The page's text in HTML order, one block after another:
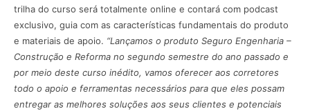
trilha do curso será totalmente online e contará com podcast
exclusivo, guia com as características fundamentais do produto
e materiais de apoio. “Lançamos o produto Seguro Engenharia –
Construção e Reforma no segundo semestre do ano passado e
por meio deste curso inédito, vamos oferecer aos corretores
todo o apoio e ferramentas necessários para que eles possam
entregar as melhores soluções aos seus clientes e potenciais